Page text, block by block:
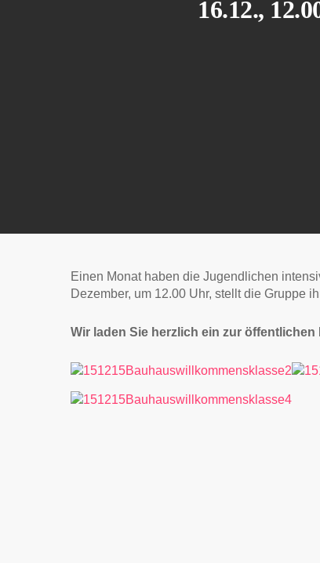
16.12.,
Einen Monat haben die Jugendlichen
Dezember, um 12.00 Uhr, stellt die Gruppe
Wir laden Sie herzlich ein zur